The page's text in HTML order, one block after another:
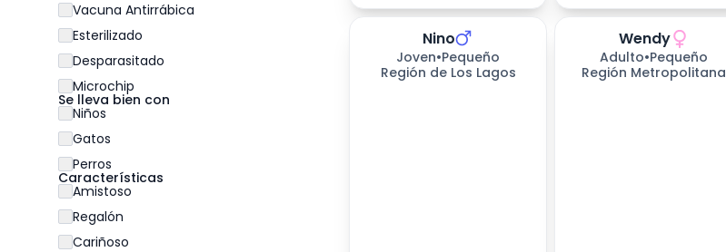
Vacuna Antirrábica
Esterilizado
Desparasitado
Microchip
Se lleva bien con
Niños
Gatos
Perros
Características
Amistoso
Regalón
Cariñoso
Nino
Joven•Pequeño
Región de Los Lagos
Wendy
Adulto•Pequeño
Región Metropolitana